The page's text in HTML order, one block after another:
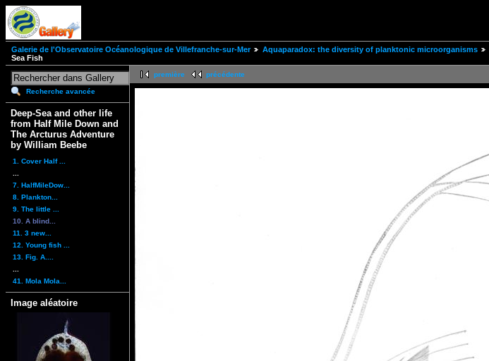
Galerie de l'Observatoire Océanologique de Villefranche-sur-Mer Aquaparadox: the diversity of planktonic microorganisms
Sea Fish
Recherche avancée
Deep-Sea and other life
from Half Mile Down and
The Arcturus Adventure
by William Beebe
1. Cover Half ...
7. HalfMileDow...
8. Plankton...
9. The little ...
10. A blind...
11. 3 new...
12. Young fish ...
13. Fig. A....
41. Mola Mola...
Image aléatoire
première précédente